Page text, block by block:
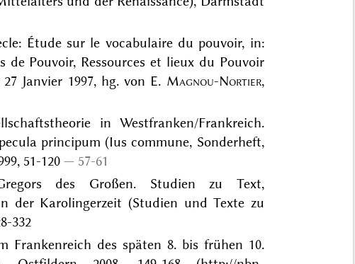
Étude sur le vocabulaire du pouvoir, in:
de Pouvoir, Ressources et lieux du Pouvoir
Janvier 1997, hg. von E. Magnou-Nortier,
in Westfranken/Frankreich.
principum (Ius commune, Sonderheft,
51-120
57-61
des Großen. Studien zu Text,
der Karolingerzeit (Studien und Texte zu
332
Frankenreich des späten 8. bis frühen 10.